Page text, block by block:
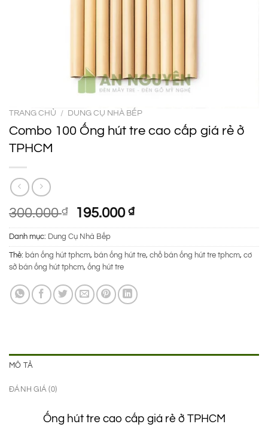
TRANG CHỦ / DUNG CỤ NHÀ BẾP
Combo 100 Ống hút tre cao cấp giá rẻ ở
TPHCM
300.000₫
Giá
gốc
là:
300.000 ₫.
195.000₫Giá
hiện
là:
Danh mục: Dung Cụ Nhà Bếp
Thẻ: bán ống hút tphcm, bán ống hút tre, chỗ bán ống hút tre tphcm, cơ
sở bán ống hút tphcm, ống hút tre
MÔ TẢ
ĐÁNH GIÁ (0)
Ống hút tre cao cấp giá rẻ ở TPHCM